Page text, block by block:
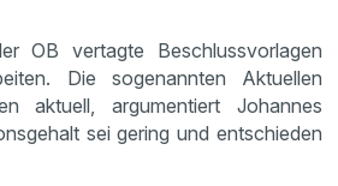
OB vertagte Beschlussvorlagen
Die sogenannten Aktuellen
aktuell, argumentiert Johannes
sei gering und entschieden